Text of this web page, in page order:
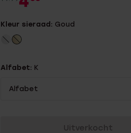
Kleur sieraad: Goud
Alfabet: K
Alfabet
Uitverkocht